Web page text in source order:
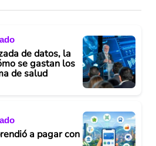
de datos, la
se gastan los
de salud
a pagar con